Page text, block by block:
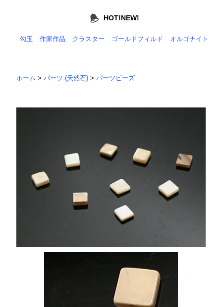
HOT!NEW!
勾玉 作家作品 クラスター ゴールドフィルド オルゴナイト
ホーム >パーツ (天然石) >パーツビーズ